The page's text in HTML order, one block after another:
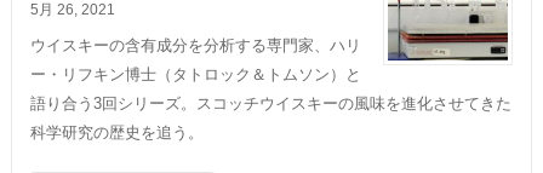
5月 26, 2021
ウイスキーの含有成分を分析する専門家、ハリ
ー・リフキン博士（タトロック＆トムソン）と
語り合う3回シリーズ。スコッチウイスキーの風味を進化させてきた
科学研究の歴史を追う。